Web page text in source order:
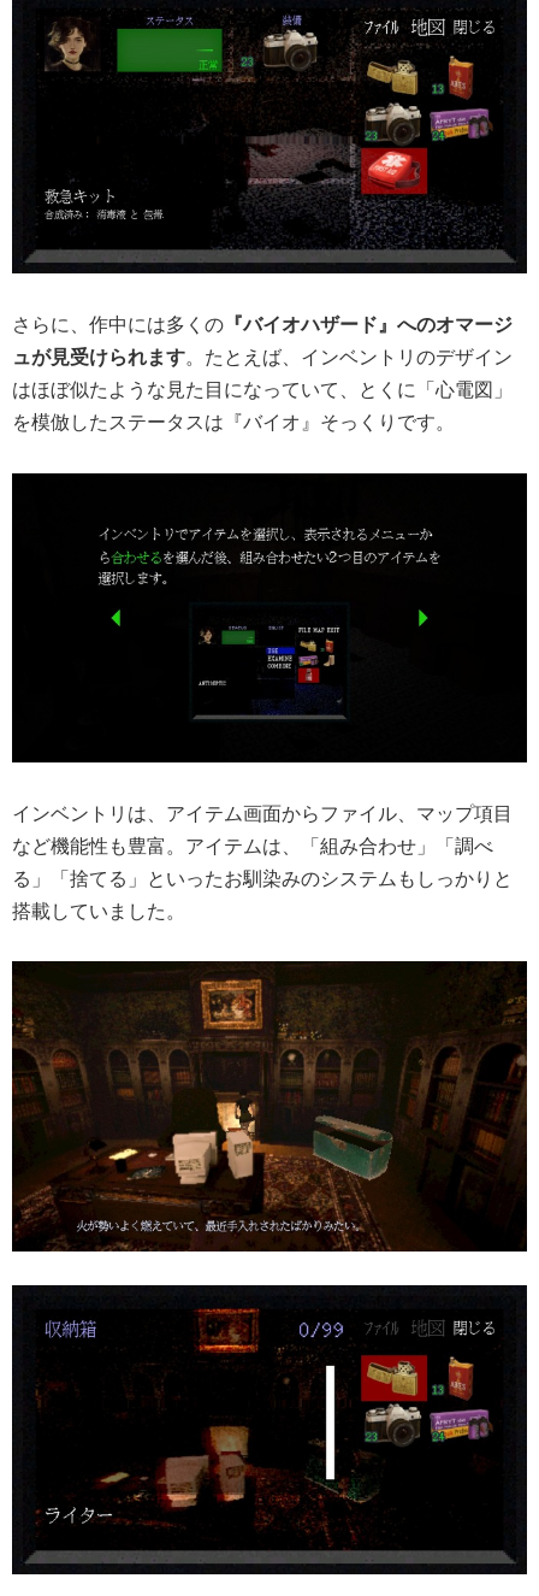
さらに、作中には多くの 『バイオハザード』へのオマージ
ュが見受けられます。たとえば、インベントリのデザイン
はほぼ似たような見た目になっていて、とくに「心電図」
を模倣したステータスは『バイオ』そっくりです。
インベントリは、アイテム画面からファイル、マップ項目
など機能性も豊富。アイテムは、「組み合わせ」「調べ
る」「捨てる」といったお馴染みのシステムもしっかりと
搭載していました。